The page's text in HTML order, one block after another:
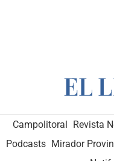
Campolitoral Revista
Podcasts Mirador